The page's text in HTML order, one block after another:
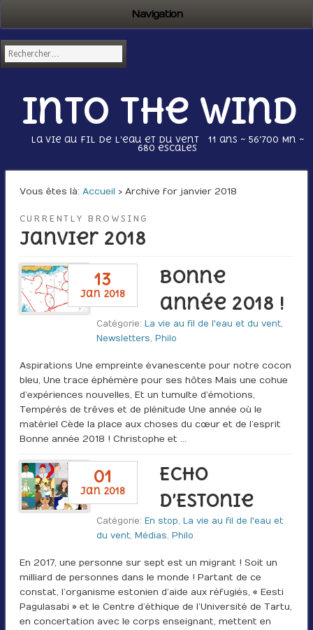
Navigation
Into the wind
La vie au fil de l'eau et du vent 11 ans ~ 56’700 Mn ~
680 escales
Vous êtes là : Accueil › Archive for janvier 2018
CURRENTLY BROWSING
janvier 2018
13
jan 2018
Bonne
année 2018 !
Catégorie:La vie au fil de l'eau et du vent
Newsletters ,Philo
Aspirations Une empreinte évanescente pour notre cocon
bleu, Une trace éphémère pour ses hôtes Mais une cohue
d’expériences nouvelles, Et un tumulte d’émotions,
Tempérés de trêves et de plénitude Une année où le
matériel Cède la place aux choses du cœur et de l’esprit
Bonne année 2018 ! Christophe et …
01
jan 2018
Echo
d’Estonie
Catégorie: En stop, La vie au fil de l'eau et
du vent, Médias, Philo
En 2017, une personne sur sept est un migrant ! Soit un
milliard de personnes dans le monde ! Partant de ce
constat, l’organisme estonien d’aide aux réfugiés, « Eesti
Pagulasabi » et le Centre d’éthique de l’Université de Tartu,
en concertation avec le corps enseignant, mettent en